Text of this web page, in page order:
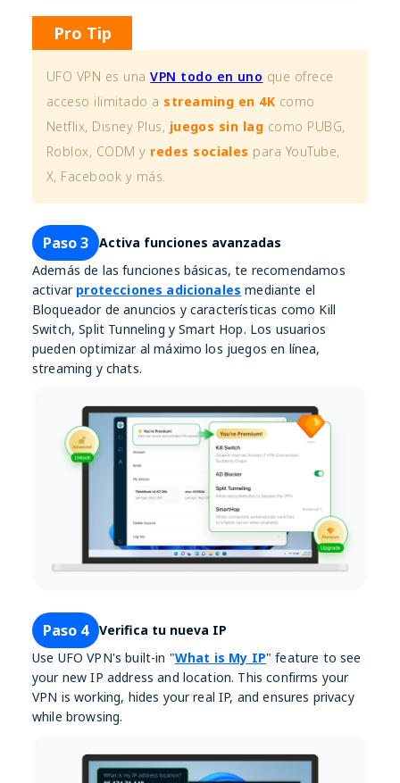
Pro Tip
UFO VPN es unaVPN todo en uno que ofrece
acceso ilimitado a streaming en 4K como
Netflix, Disney Plus, juegos sin lag como PUBG,
Roblox, CODM y redes sociales para YouTube,
X, Facebook y más.
Paso 3
Activa funciones avanzadas
Además de las funciones básicas, te recomendamos
activar protecciones adicionales mediante el
Bloqueador de anuncios y características como Kill
Switch, Split Tunneling y Smart Hop. Los usuarios
pueden optimizar al máximo los juegos en línea,
streaming y chats.
Paso 4
Verifica tu nueva IP
Use UFO VPN's built-in "What is My IP" feature to see
your new IP address and location. This confirms your
VPN is working, hides your real IP, and ensures privacy
while browsing.